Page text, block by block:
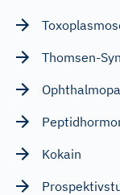
Thomsen-
Kokain